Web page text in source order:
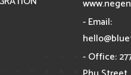
- Email:
- Office: